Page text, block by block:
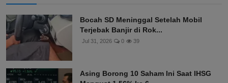
Bocah SD Meninggal Setelah Mobil
Terjebak Banjir di Rok...
Jul 31, 2026 0 39
Asing Borong 10 Saham Ini Saat IHSG